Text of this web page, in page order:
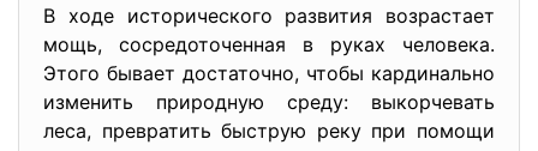
В ходе исторического развития возрастает
мощь, сосредоточенная в руках человека.
Этого бывает достаточно, чтобы кардинально
изменить природную среду: выкорчевать
леса, превратить быструю реку при помощи